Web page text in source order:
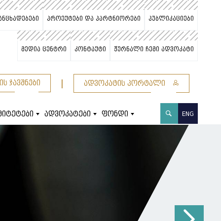
პროექტები და პარტნიორები პუბლიკაციები
მედია ცენტრი კონტაქტი ჟურნალი ჩემი ადვოკატი
ჯავშნები ადვოკატის პორტალი
ადვოკატები ფონდი ENG